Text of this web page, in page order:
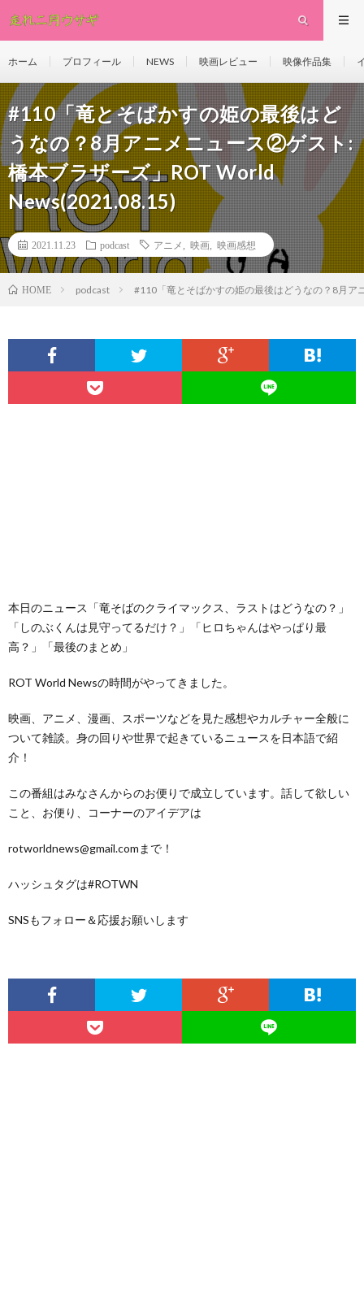
ホーム プロフィール NEWS 映画レビュー 映像作品集
#110「竜とそばかすの姫の最後はど
うなの？8月アニメニュース②ゲスト:
橋本ブラザーズ」ROT World
News(2021.08.15)
2021.11.23 podcast アニメ 映画 映画感想
HOME podcast #110「竜とそばかすの姫の最後はどうなの？8月
本日のニュース「竜そばのクライマックス、ラストはどうなの？」
「しのぶくんは見守ってるだけ？」「ヒロちゃんはやっぱり最
高？」「最後のまとめ」
ROT World Newsの時間がやってきました。
映画、アニメ、漫画、スポーツなどを見た感想やカルチャー全般に
ついて雑談。身の回りや世界で起きているニュースを日本語で紹
介！
この番組はみなさんからのお便りで成立しています。話して欲しい
こと、お便り、コーナーのアイデアは
rotworldnews@gmail.comまで！
ハッシュタグは#ROTWN
SNSもフォロー＆応援お願いします